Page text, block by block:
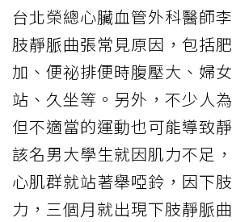
台北榮總心臟血管外科醫師
肢靜脈曲張常見原因，包括
加、便祕排便時腹壓大、婦
站、久坐等。另外，不少人
但不適當的運動也可能導致
該名男大學生就因肌力不足
心肌群就站著舉啞鈴，因下
力，三個月就出現下肢靜脈